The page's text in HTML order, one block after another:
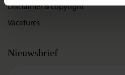
Disclaimer & copyright
Vacatures
Nieuwsbrief